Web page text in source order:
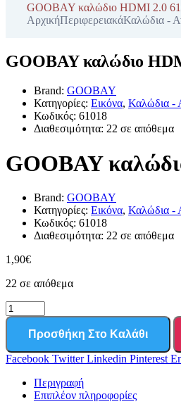
GOOBAY καλώδιο HDMI 2.0
ΑρχικήΠεριφερειακάΚαλώδια -
GOOBAY καλώδιο
Brand: GOOBAY
Κατηγορίες: Εικόνα, Καλώδια -
Κωδικός: 61018
Διαθεσιμότητα: 22 σε απόθεμα
GOOBAY
Brand: GOOBAY
Κατηγορίες: Εικόνα, Καλώδια -
Κωδικός: 61018
Διαθεσιμότητα: 22 σε απόθεμα
1,90€
22 σε απόθεμα
Προσθήκη Στο Καλάθι
Facebook Twitter Linkedin Pinterest
Περιγραφή
Επιπλέον πληροφορίες